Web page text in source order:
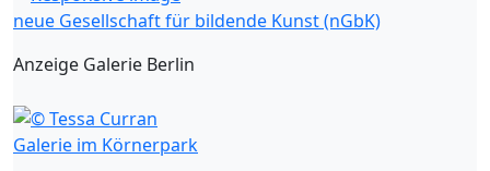
neue Gesellschaft für bildende Kunst (nGbK)
Anzeige Galerie Berlin
Galerie im Körnerpark